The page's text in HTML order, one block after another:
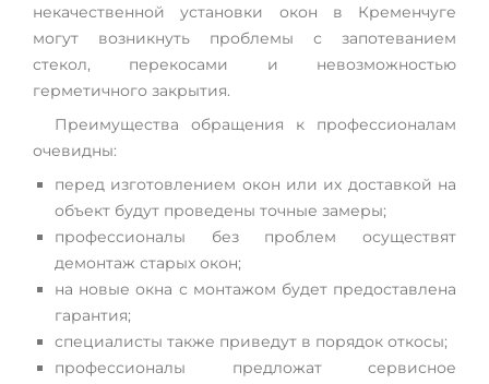
некачественной установки окон в Кременчуге
могут возникнуть проблемы с запотеванием
стекол, перекосами и невозможностью
герметичного закрытия.
Преимущества обращения к профессионалам
очевидны:
перед изготовлением окон или их доставкой на
объект будут проведены точные замеры;
профессионалы без проблем осуществят
демонтаж старых окон;
на новые окна с монтажом будет предоставлена
гарантия;
специалисты также приведут в порядок откосы;
профессионалы предложат сервисное